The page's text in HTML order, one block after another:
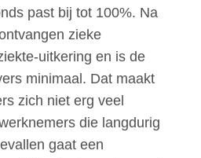
past bij tot 100%. Na
zieke
uitkering en is de
minimaal. Dat maakt
zich niet erg veel
die langdurig
gaat een